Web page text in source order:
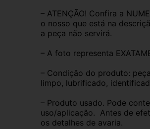
– ATENÇÃO! Confira a
o nosso que está na
a peça não servirá.
– A foto representa
– Condição do produto:
limpo, lubrificado,
– Produto usado. Pode
uso/aplicação.  Antes de
os detalhes de avaria.